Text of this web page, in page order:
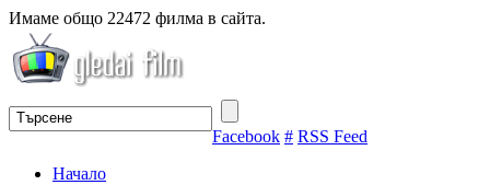
Имаме общо 22472 филма в сайта.
Facebook # RSS Feed
Начало